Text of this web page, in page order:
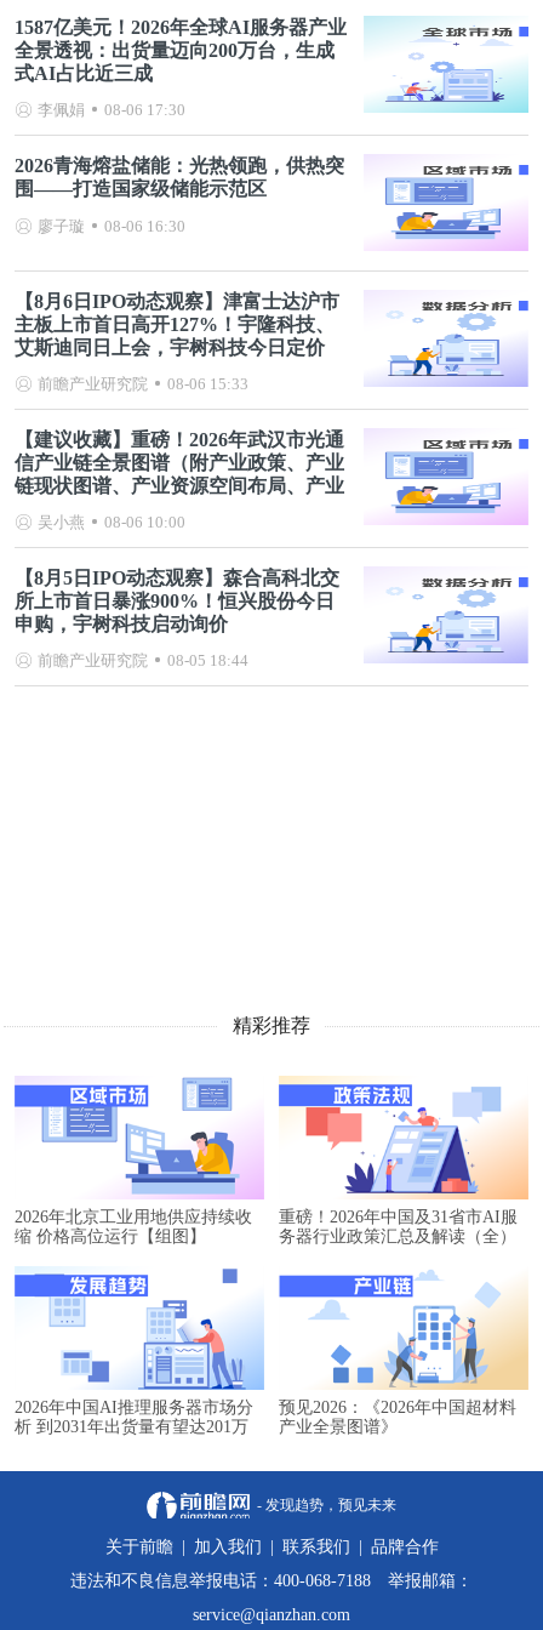
1587亿美元！2026年全球AI服务器产业
全景透视：出货量迈向200万台，生成
式AI占比近三成
李佩娟 08-06 17:30
2026青海熔盐储能：光热领跑，供热突
围——打造国家级储能示范区
廖子璇 08-06 16:30
【8月6日IPO动态观察】津富士达沪市
主板上市首日高开127%！宇隆科技、
艾斯迪同日上会，宇树科技今日定价
前瞻产业研究院 08-06 15:33
【建议收藏】重磅！2026年武汉市光通
信产业链全景图谱（附产业政策、产业
链现状图谱、产业资源空间布局、产业
吴小燕 08-06 10:00
【8月5日IPO动态观察】森合高科北交
所上市首日暴涨900%！恒兴股份今日
申购，宇树科技启动询价
前瞻产业研究院 08-05 18:44
精彩推荐
2026年北京工业用地供应持续收
缩 价格高位运行【组图】
重磅！2026年中国及31省市AI服
务器行业政策汇总及解读（全）
2026年中国AI推理服务器市场分
析 到2031年出货量有望达201万
预见2026：《2026年中国超材料
产业全景图谱》
- 发现趋势，预见未来
关于前瞻 加入我们 联系我们
品牌合作
违法和不良信息举报电话：400-068-7188 举报邮箱：
service@qianzhan.com